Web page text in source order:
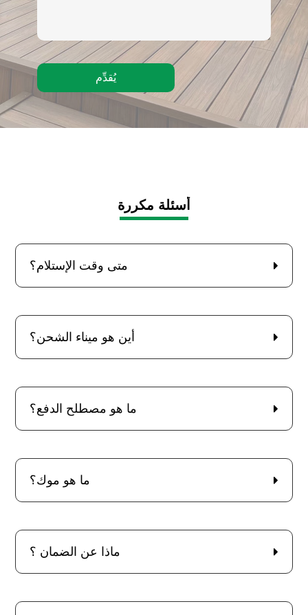
يُقدِّم
أسئلة مكررة
متى وقت الإستلام؟
أين هو ميناء الشحن؟
ما هو مصطلح الدفع؟
ما هو موك؟
ماذا عن الضمان ؟